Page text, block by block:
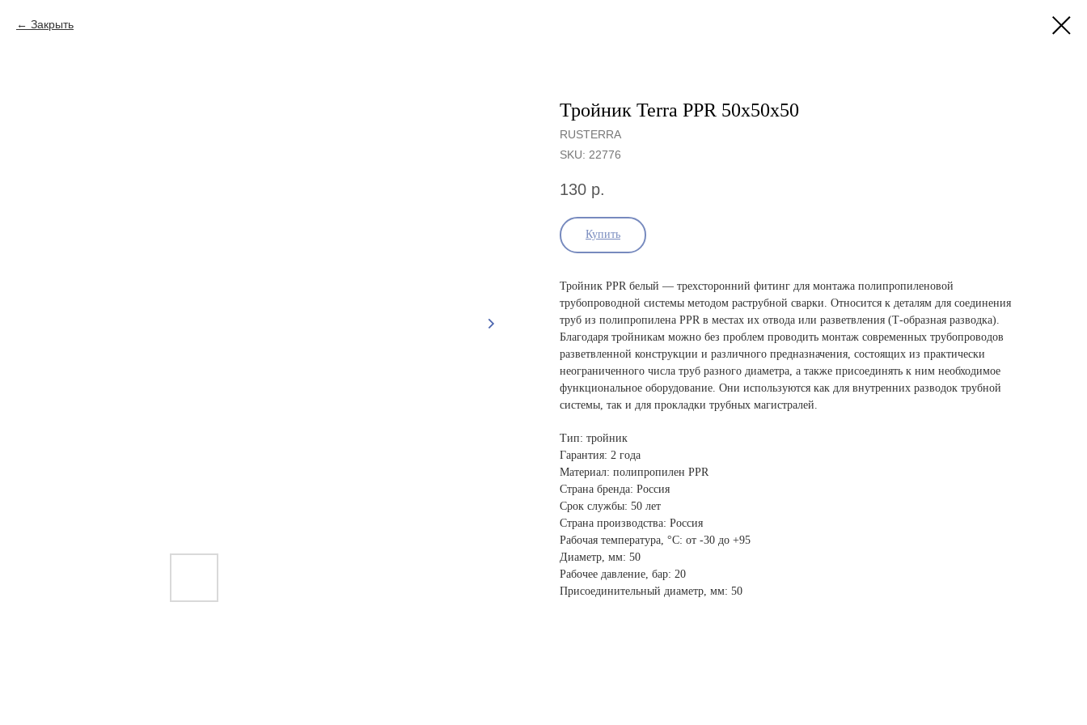
Закрыть
Тройник Terra PPR 50х50х50
RUSTERRA
SKU: 22776
130 р.
Купить
Тройник PPR белый — трехсторонний фитинг для монтажа полипропиленовой
трубопроводной системы методом раструбной сварки. Относится к деталям для соединения
труб из полипропилена PPR в местах их отвода или разветвления (Т-образная разводка).
Благодаря тройникам можно без проблем проводить монтаж современных трубопроводов
разветвленной конструкции и различного предназначения, состоящих из практически
неограниченного числа труб разного диаметра, а также присоединять к ним необходимое
функциональное оборудование. Они используются как для внутренних разводок трубной
системы, так и для прокладки трубных магистралей.
Тип: тройник
Гарантия: 2 года
Материал: полипропилен PPR
Страна бренда: Россия
Срок службы: 50 лет
Страна производства: Россия
Рабочая температура, °С: от -30 до +95
Диаметр, мм: 50
Рабочее давление, бар: 20
Присоединительный диаметр, мм: 50